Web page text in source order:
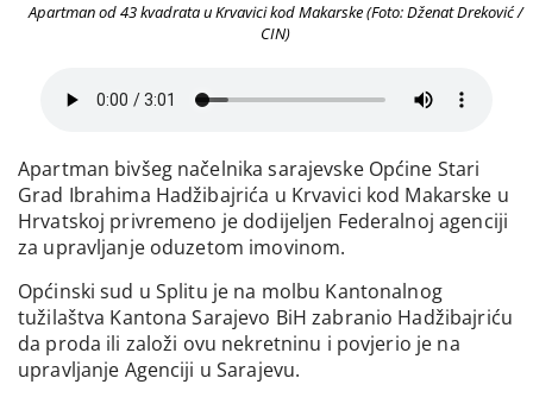
Apartman od 43 kvadrata u Krvavici kod Makarske (Foto: Dženat Dreković /
CIN)
Apartman bivšeg načelnika sarajevske Općine Stari
Grad Ibrahima Hadžibajrića u Krvavici kod Makarske u
Hrvatskoj privremeno je dodijeljen Federalnoj agenciji
za upravljanje oduzetom imovinom.
Općinski sud u Splitu je na molbu Kantonalnog
tužilaštva Kantona Sarajevo BiH zabranio Hadžibajriću
da proda ili založi ovu nekretninu i povjerio je na
upravljanje Agenciji u Sarajevu.